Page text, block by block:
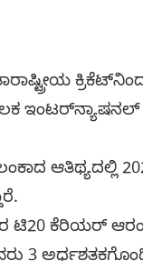
ಆತಿಥ್ಯದಲ್ಲಿ
ಟಿ20 ಕೆರಿಯರ್